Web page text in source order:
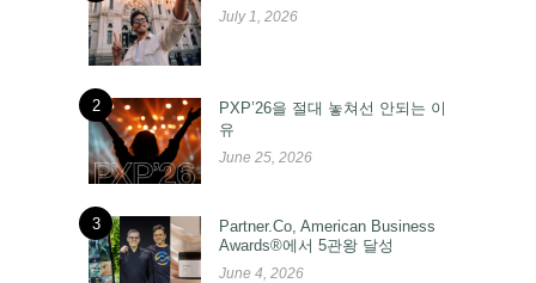
July 1, 2026
2
PXP’26을 절대 놓쳐선 안되는 이
유
June 25, 2026
3
Partner.Co, American Business
Awards®에서 5관왕 달성
June 4, 2026